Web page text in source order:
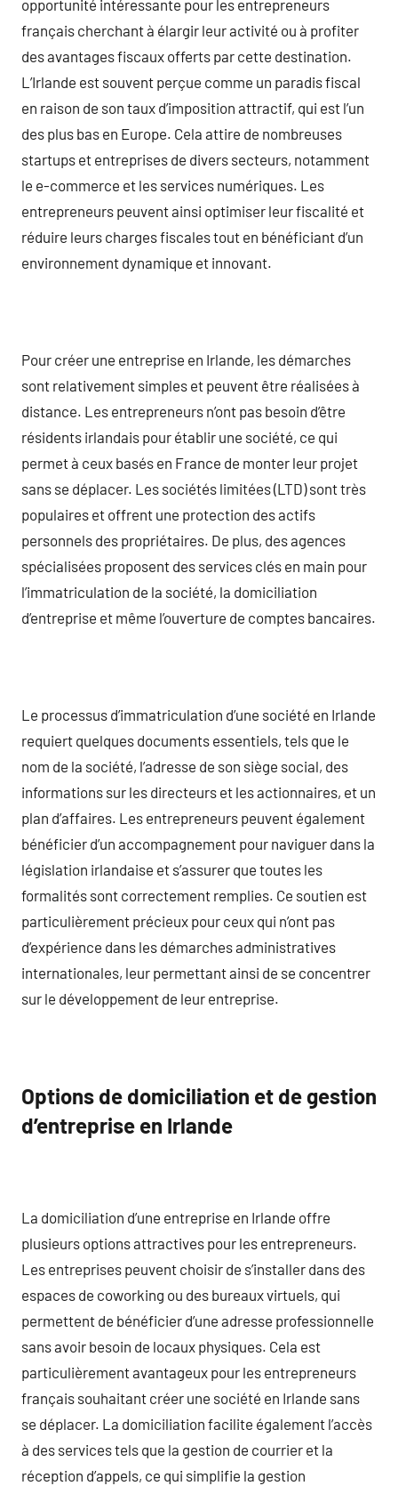
opportunité intéressante pour les entrepreneurs
français cherchant à élargir leur activité ou à profiter
des avantages fiscaux offerts par cette destination.
L’Irlande est souvent perçue comme un paradis fiscal
en raison de son taux d’imposition attractif, qui est l’un
des plus bas en Europe. Cela attire de nombreuses
startups et entreprises de divers secteurs, notamment
le e-commerce et les services numériques. Les
entrepreneurs peuvent ainsi optimiser leur fiscalité et
réduire leurs charges fiscales tout en bénéficiant d’un
environnement dynamique et innovant.
Pour créer une entreprise en Irlande, les démarches
sont relativement simples et peuvent être réalisées à
distance. Les entrepreneurs n’ont pas besoin d’être
résidents irlandais pour établir une société, ce qui
permet à ceux basés en France de monter leur projet
sans se déplacer. Les sociétés limitées (LTD) sont très
populaires et offrent une protection des actifs
personnels des propriétaires. De plus, des agences
spécialisées proposent des services clés en main pour
l’immatriculation de la société, la domiciliation
d’entreprise et même l’ouverture de comptes bancaires.
Le processus d’immatriculation d’une société en Irlande
requiert quelques documents essentiels, tels que le
nom de la société, l’adresse de son siège social, des
informations sur les directeurs et les actionnaires, et un
plan d’affaires. Les entrepreneurs peuvent également
bénéficier d’un accompagnement pour naviguer dans la
législation irlandaise et s’assurer que toutes les
formalités sont correctement remplies. Ce soutien est
particulièrement précieux pour ceux qui n’ont pas
d’expérience dans les démarches administratives
internationales, leur permettant ainsi de se concentrer
sur le développement de leur entreprise.
Options de domiciliation et de gestion
d’entreprise en Irlande
La domiciliation d’une entreprise en Irlande offre
plusieurs options attractives pour les entrepreneurs.
Les entreprises peuvent choisir de s’installer dans des
espaces de coworking ou des bureaux virtuels, qui
permettent de bénéficier d’une adresse professionnelle
sans avoir besoin de locaux physiques. Cela est
particulièrement avantageux pour les entrepreneurs
français souhaitant créer une société en Irlande sans
se déplacer. La domiciliation facilite également l’accès
à des services tels que la gestion de courrier et la
réception d’appels, ce qui simplifie la gestion